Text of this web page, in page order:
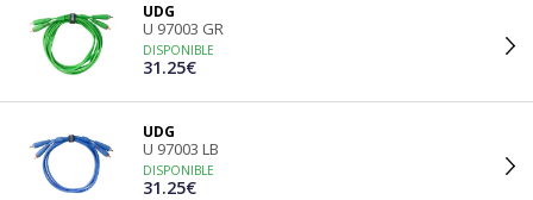
UDG
U 97003 GR
DISPONIBLE
31.25€
UDG
U 97003 LB
DISPONIBLE
31.25€